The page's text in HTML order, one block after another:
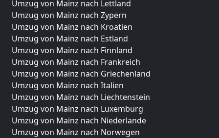
Umzug von Mainz nach Lettland
Umzug von Mainz nach Zypern
Umzug von Mainz nach Kroatien
Umzug von Mainz nach Estland
Umzug von Mainz nach Finnland
Umzug von Mainz nach Frankreich
Umzug von Mainz nach Griechenland
Umzug von Mainz nach Italien
Umzug von Mainz nach Liechtenstein
Umzug von Mainz nach Luxemburg
Umzug von Mainz nach Niederlande
Umzug von Mainz nach Norwegen